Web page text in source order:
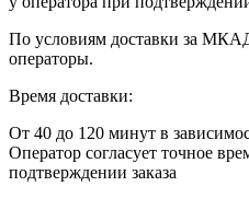
По условиям доставки за
операторы.
Время доставки:
От 40 до 120 минут в
Оператор согласует точное
подтверждении заказа